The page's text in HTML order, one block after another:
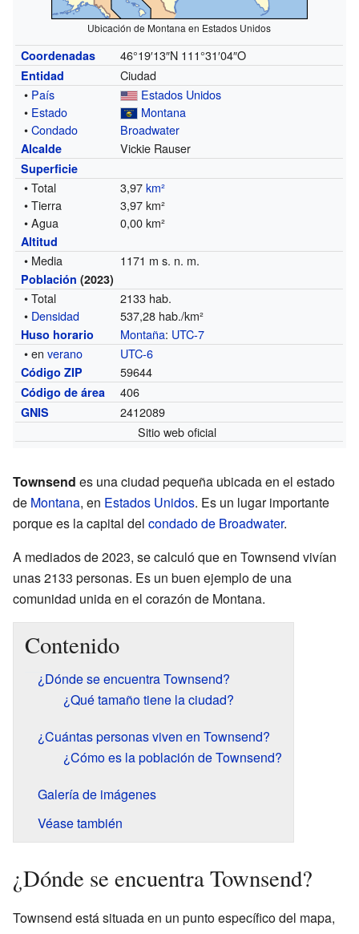
Ubicación de Montana en Estados Unidos
Coordenadas 46°19′13″N 111°31′04″O
Entidad
Ciudad
• País
Estados Unidos
• Estado
Montana
•Condado Broadwater
Alcalde Vickie Rauser
Superficie
• Total 3,97km²
• Tierra
3,97 km²
• Agua
0,00 km²
Altitud
• Media 1171 m s. n. m.
Población (2023)
• Total
2133 hab.
• Densidad 537,28 hab./km²
Huso horario Montaña: UTC-7
• enverano UTC-6
Código ZIP 59644
Código de área 406
GNIS
2412089
Sitio web oficial
Townsend es una ciudad pequeña ubicada en el estado
de Montana, en Estados Unidos. Es un lugar importante
porque es la capital del condado de Broadwater.
A mediados de 2023, se calculó que en Townsend vivían
unas 2133 personas. Es un buen ejemplo de una
comunidad unida en el corazón de Montana.
Contenido
¿Dónde se encuentra Townsend?
¿Qué tamaño tiene la ciudad?
¿Cuántas personas viven en Townsend?
¿Cómo es la población de Townsend?
Galería de imágenes
Véase también
¿Dónde se encuentra Townsend?
Townsend está situada en un punto específico del mapa,